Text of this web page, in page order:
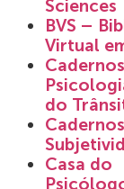
Sciences
BVS –
Virtual
do
Casa do